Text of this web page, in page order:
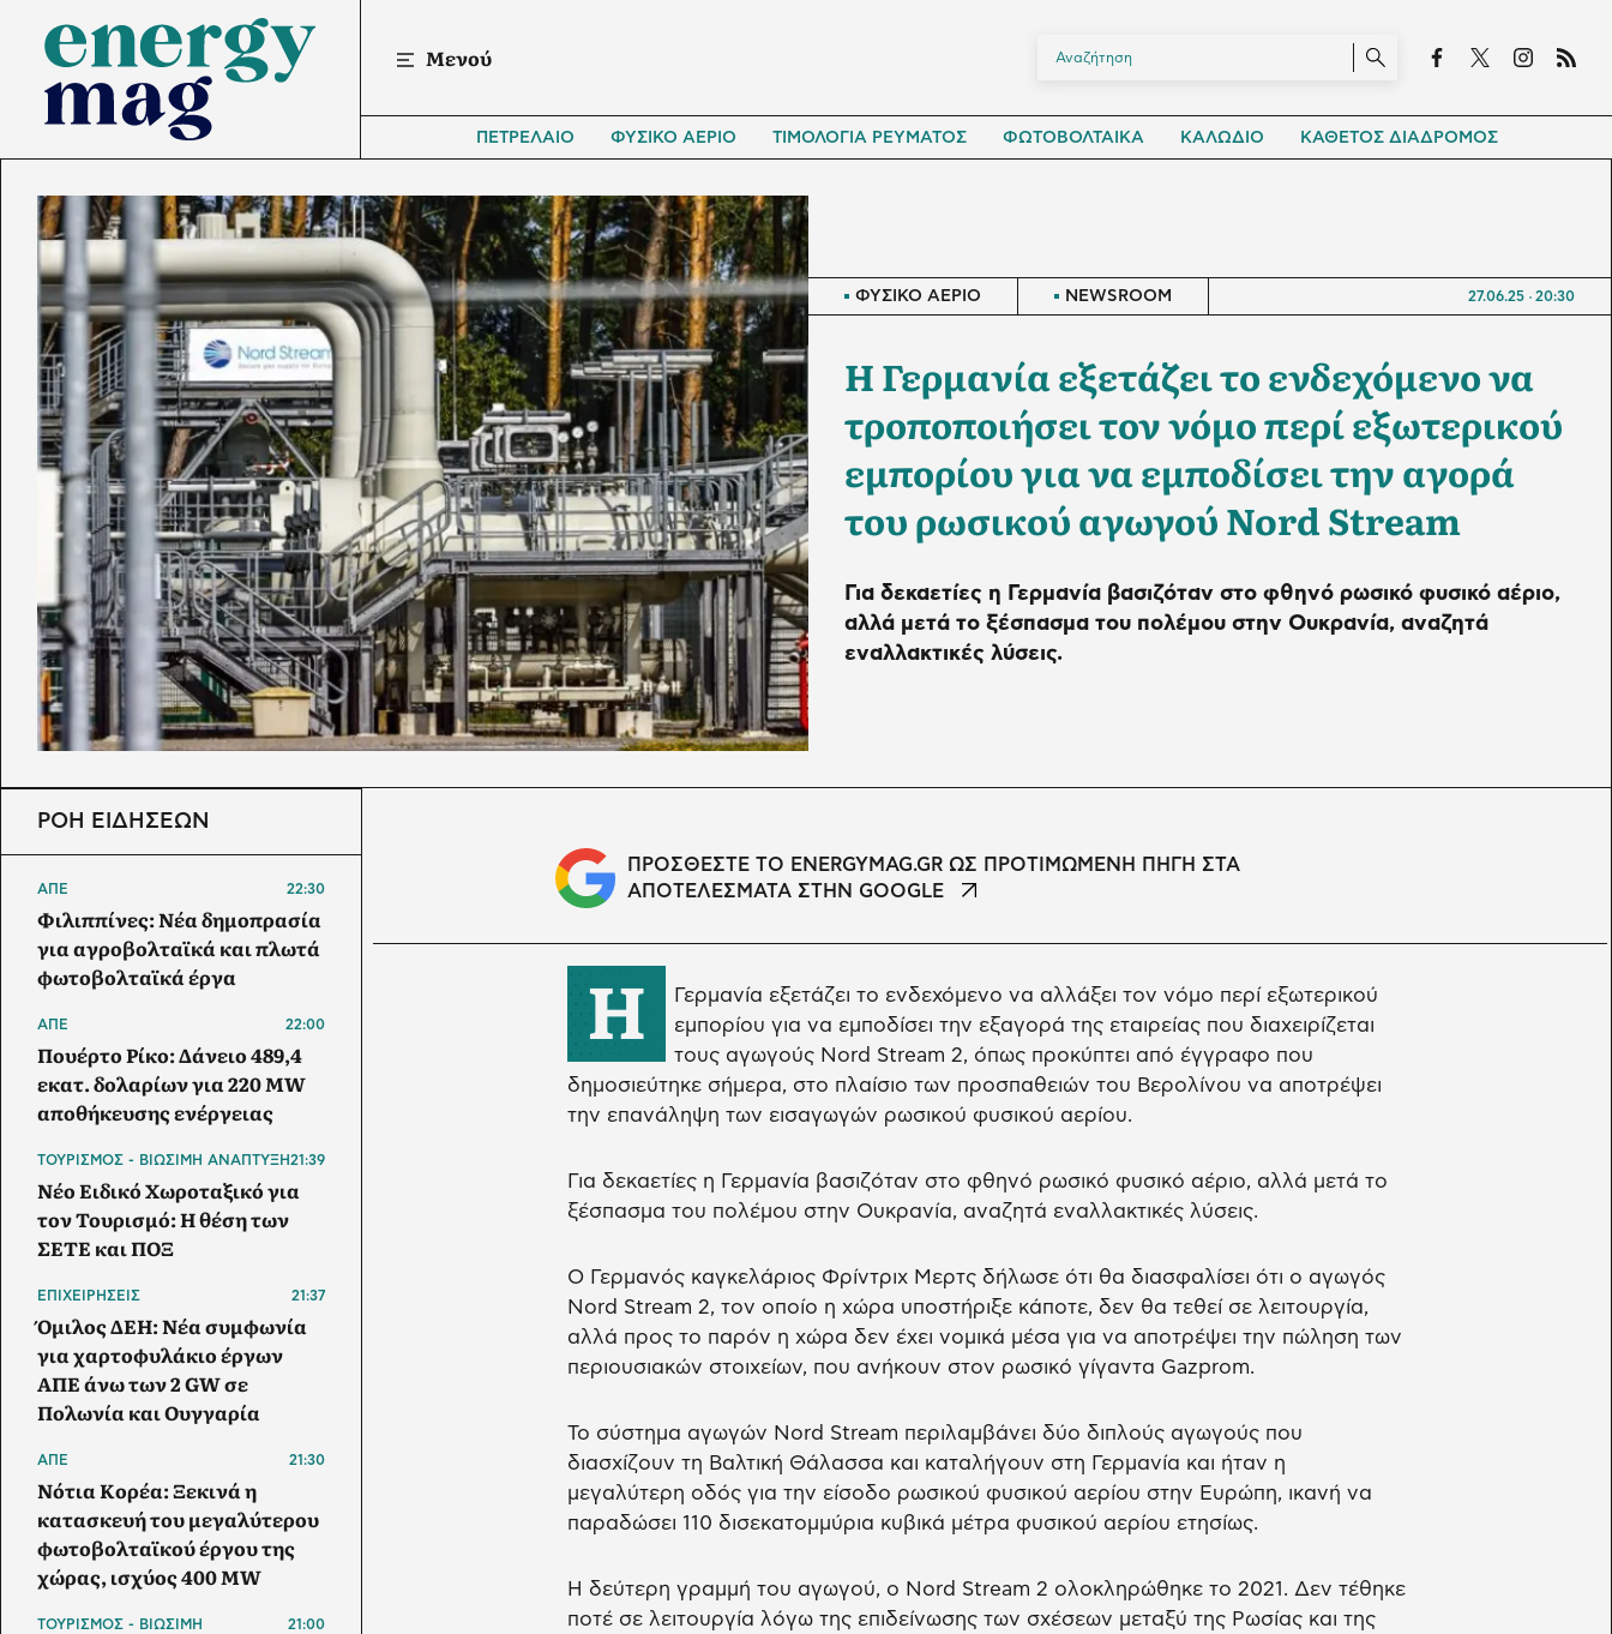
Μενού
ΠΕΤΡΕΛΑΙΟ ΦΥΣΙΚΟ ΑΕΡΙΟ ΤΙΜΟΛΟΓΙΑ ΡΕΥΜΑΤΟΣ ΦΩΤΟΒΟΛΤΑΙΚΑ ΚΑΛΩΔΙΟ ΚΑΘΕΤΟΣ ΔΙΑΔΡΟΜΟΣ
ΦΥΣΙΚΟ ΑΕΡΙΟ NEWSROOM 27.06.25 20:30
Η Γερμανία εξετάζει το ενδεχόμενο να
τροποποιήσει τον νόμο περί εξωτερικού
εμπορίου για να εμποδίσει την αγορά
του ρωσικού αγωγού Nord Stream
Για δεκαετίες η Γερμανία βασιζόταν στο φθηνό ρωσικό φυσικό αέριο,
αλλά μετά το ξέσπασμα του πολέμου στην Ουκρανία, αναζητά
εναλλακτικές λύσεις.
ΠΡΟΣΘΕΣΤΕ ΤΟ ENERGYMAG.GR ΩΣ ΠΡΟΤΙΜΩΜΕΝΗ ΠΗΓΗ ΣΤΑ
ΑΠΟΤΕΛΕΣΜΑΤΑ ΣΤΗΝ GOOGLE
Η
Γερμανία εξετάζει το ενδεχόμενο να αλλάξει τον νόμο περί εξωτερικού
εμπορίου για να εμποδίσει την εξαγορά της εταιρείας που διαχειρίζεται
τους αγωγούς Nord Stream 2, όπως προκύπτει από έγγραφο που
δημοσιεύτηκε σήμερα, στο πλαίσιο των προσπαθειών του Βερολίνου να αποτρέψει
την επανάληψη των εισαγωγών ρωσικού φυσικού αερίου.
Για δεκαετίες η Γερμανία βασιζόταν στο φθηνό ρωσικό φυσικό αέριο, αλλά μετά το
ξέσπασμα του πολέμου στην Ουκρανία, αναζητά εναλλακτικές λύσεις.
Ο Γερμανός καγκελάριος Φρίντριχ Μερτς δήλωσε ότι θα διασφαλίσει ότι ο αγωγός
Nord Stream 2, τον οποίο η χώρα υποστήριξε κάποτε, δεν θα τεθεί σε λειτουργία,
αλλά προς το παρόν η χώρα δεν έχει νομικά μέσα για να αποτρέψει την πώληση των
περιουσιακών στοιχείων, που ανήκουν στον ρωσικό γίγαντα Gazprom.
Το σύστημα αγωγών Nord Stream περιλαμβάνει δύο διπλούς αγωγούς που
διασχίζουν τη Βαλτική Θάλασσα και καταλήγουν στη Γερμανία και ήταν η
μεγαλύτερη οδός για την είσοδο ρωσικού φυσικού αερίου στην Ευρώπη, ικανή να
παραδώσει 110 δισεκατομμύρια κυβικά μέτρα φυσικού αερίου ετησίως.
Η δεύτερη γραμμή του αγωγού, ο Nord Stream 2 ολοκληρώθηκε το 2021. Δεν τέθηκε
ποτέ σε λειτουργία λόγω της επιδείνωσης των σχέσεων μεταξύ της Ρωσίας και της
ΡΟΗ ΕΙΔΗΣΕΩΝ
ΑΠΕ 22:30
Φιλιππίνες: Νέα δημοπρασία
για αγροβολταϊκά και πλωτά
φωτοβολταϊκά έργα
ΑΠΕ 22:00
Πουέρτο Ρίκο: Δάνειο 489,4
εκατ. δολαρίων για 220 MW
αποθήκευσης ενέργειας
ΤΟΥΡΙΣΜΟΣ - ΒΙΩΣΙΜΗ ΑΝΑΠΤΥΞΗ21:39
Νέο Ειδικό Χωροταξικό για
τον Τουρισμό: Η θέση των
ΣΕΤΕ και ΠΟΞ
ΕΠΙΧΕΙΡΗΣΕΙΣ 21:37
Όμιλος ΔΕΗ: Νέα συμφωνία
για χαρτοφυλάκιο έργων
ΑΠΕ άνω των 2 GW σε
Πολωνία και Ουγγαρία
ΑΠΕ 21:30
Νότια Κορέα: Ξεκινά η
κατασκευή του μεγαλύτερου
φωτοβολταϊκού έργου της
χώρας, ισχύος 400 MW
ΤΟΥΡΙΣΜΟΣ - ΒΙΩΣΙΜΗ
21:00